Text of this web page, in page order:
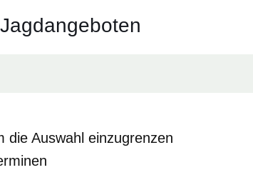
die Auswahl einzugrenzen